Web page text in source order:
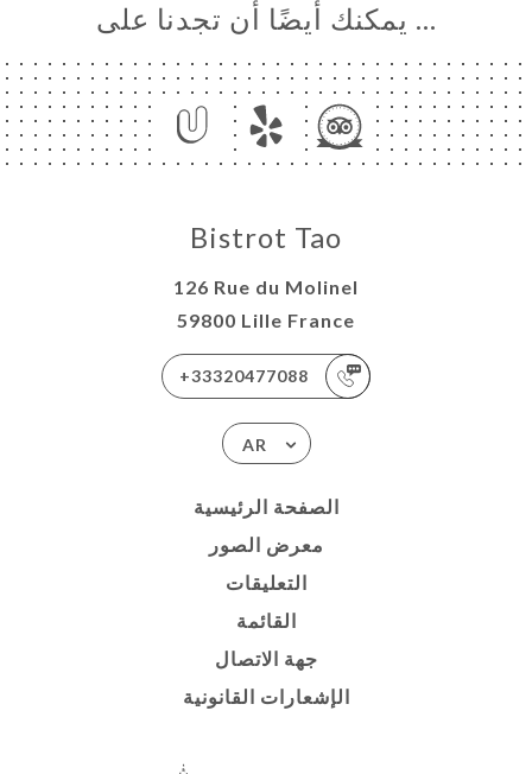
… يمكنك أيضًا أن تجدنا على
Bistrot Tao
126 Rue du Molinel
59800 Lille France
+33320477088
AR
الصفحة الرئيسية
معرض الصور
التعليقات
القائمة
جهة الاتصال
الإشعارات القانونية